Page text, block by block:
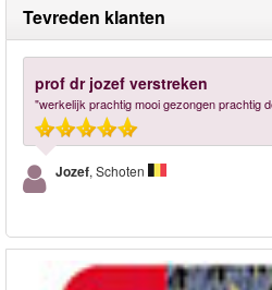
Tevreden klanten
prof dr jozef verstreken
"werkelijk prachtig mooi gezongen prachtig
Jozef, Schoten